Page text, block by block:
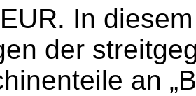
In
der
an